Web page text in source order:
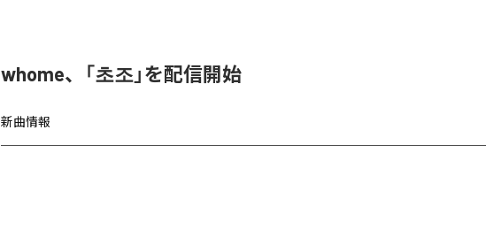
whome、「초조」を配信開始
新曲情報